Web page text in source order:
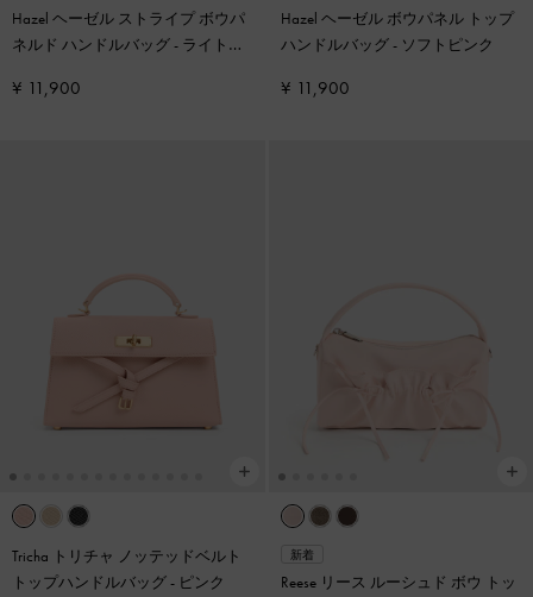
Hazel ヘーゼル ストライプ ボウパ
ネルド ハンドルバッグ- ライトピ
¥ 11,900
Hazel ヘーゼル ボウパネル トップ
ハンドルバッグ- ソフトピンク
¥ 11,900
Tricha トリチャ ノッテッドベルト
トップハンドルバッグ- ピンク
新着
Reese リース ルーシュド ボウ トッ